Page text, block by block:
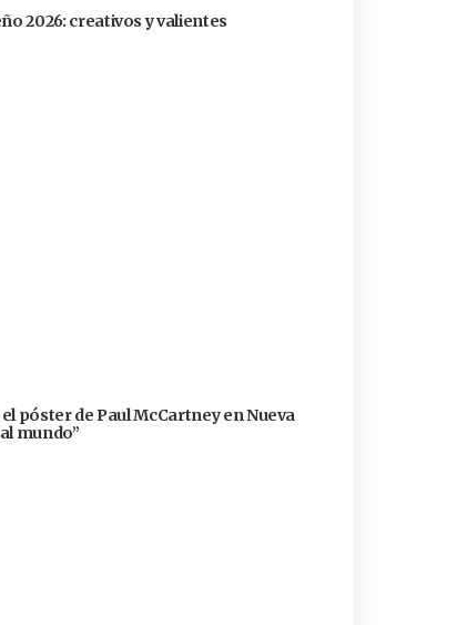
2026: creativos y valientes
póster de Paul McCartney en Nueva
mundo”